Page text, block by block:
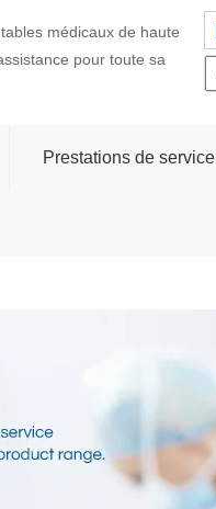
médicaux de haute
pour toute sa
Prestations de service